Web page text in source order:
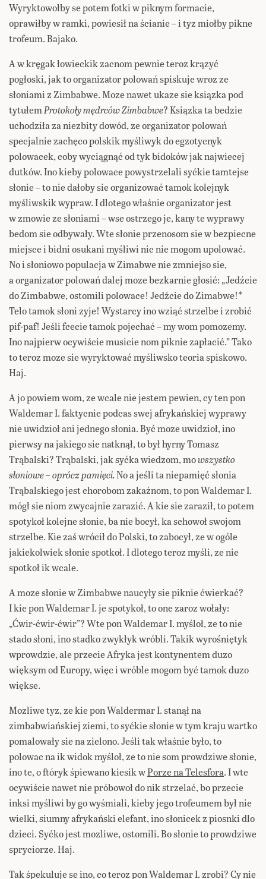
Wyryktowołby se potem fotki w piknym formacie,
oprawiłby w ramki, powiesił na ścianie – i tyz miołby pikne
trofeum. Bajako.
A w kręgak łowieckik zacnom pewnie teroz krązyć
pogłoski, jak to organizator polowań spiskuje wroz ze
słoniami z Zimbabwe. Moze nawet ukaze sie ksiązka pod
tytułemProtokoły mędrców Zimbabwe? Ksiązka ta bedzie
uchodziła za niezbity dowód, ze organizator polowań
specjalnie zachęco polskik myśliwyk do egzotycnyk
polowacek, coby wyciągnąć od tyk bidoków jak najwiecej
dutków. Ino kieby polowace powystrzelali syćkie tamtejse
słonie – to nie dałoby sie organizować tamok kolejnyk
myśliwskik wypraw. I dlotego właśnie organizator jest
w zmowie ze słoniami – wse ostrzego je, kany te wyprawy
bedom sie odbywały. Wte słonie przenosom sie w bezpiecne
miejsce i bidni osukani myśliwi nic nie mogom upolować.
No i słoniowo populacja w Zimabwe nie zmniejso sie,
a organizator polowań dalej moze bezkarnie głosić: „Jedźcie
do Zimbabwe, ostomili polowace! Jedźcie do Zimabwe!*
Telo tamok słoni zyje! Wystarcy ino wziąć strzelbe i zrobić
pif-paf! Jeśli fcecie tamok pojechać – my wom pomozemy.
Ino najpierw ocywiście musicie nom piknie zapłacić.” Tako
to teroz moze sie wyryktować myśliwsko teoria spiskowo.
Haj.
A jo powiem wom, ze wcale nie jestem pewien, cy ten pon
Waldemar I. faktycnie podcas swej afrykańskiej wyprawy
nie uwidzioł ani jednego słonia. Być moze uwidzioł, ino
pierwsy na jakiego sie natknął, to był hyrny Tomasz
Trąbalski? Trąbalski, jak syćka wiedzom, mowszystko
słoniowe – oprócz pamięci. No a jeśli ta niepamięć słonia
Trąbalskiego jest chorobom zakaźnom, to pon Waldemar I.
mógł sie niom zwycajnie zarazić. A kie sie zaraził, to potem
spotykoł kolejne słonie, ba nie bocył, ka schowoł swojom
strzelbe. Kie zaś wrócił do Polski, to zabocył, ze w ogóle
jakiekolwiek słonie spotkoł. I dlotego teroz myśli, ze nie
spotkoł ik wcale.
A moze słonie w Zimbabwe naucyły sie piknie ćwierkać?
I kie pon Waldemar I. je spotykoł, to one zaroz wołały:
„Ćwir-ćwir-ćwir”? Wte pon Waldemar I. myśloł, ze to nie
stado słoni, ino stadko zwykłyk wróbli. Takik wyrośniętyk
wprowdzie, ale przecie Afryka jest kontynentem duzo
więksym od Europy, więc i wróble mogom być tamok duzo
więkse.
Mozliwe tyz, ze kie pon Waldermar I. stanął na
zimbabwiańskiej ziemi, to syćkie słonie w tym kraju wartko
pomalowały sie na zielono. Jeśli tak właśnie było, to
polowac na ik widok myśloł, ze to nie som prowdziwe słonie,
ino te, o ftóryk śpiewano kiesik wPorze na Telesfora. I wte
ocywiście nawet nie próbowoł do nik strzelać, bo przecie
inksi myśliwi by go wyśmiali, kieby jego trofeumem był nie
wielki, siumny afrykański elefant, ino słonicek z piosnki dlo
dzieci. Syćko jest mozliwe, ostomili. Bo słonie to prowdziwe
spryciorze. Haj.
Tak śpekuluje se ino, co teroz pon Waldemar I. zrobi? Cy nie